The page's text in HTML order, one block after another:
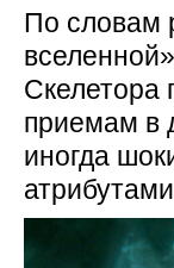
По словам
Скелетора
приемам в
иногда